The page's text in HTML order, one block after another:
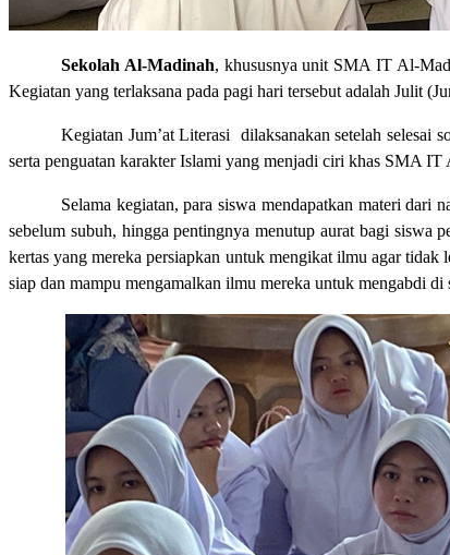
Sekolah Al-Madinah, khususnya unit SMA IT Al-
Kegiatan yang terlaksana pada pagi hari tersebut adalah Julit
Kegiatan Jum’at Literasi dilaksanakan setelah selesai
serta penguatan karakter Islami yang menjadi ciri khas SMA IT
Selama kegiatan, para siswa mendapatkan materi dari
sebelum subuh, hingga pentingnya menutup aurat bagi siswa
kertas yang mereka persiapkan untuk mengikat ilmu agar tidak
siap dan mampu mengamalkan ilmu mereka untuk mengabdi di